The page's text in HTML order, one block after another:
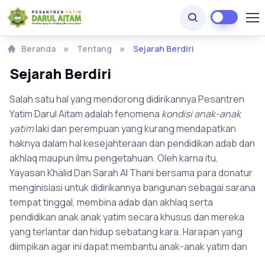
Beranda Tentang Sejarah Berdiri
Sejarah Berdiri
Salah satu hal yang mendorong didirikannya Pesantren
Yatim Darul Aitam adalah fenomena kondisi anak-anak
yatimlaki dan perempuan yang kurang mendapatkan
haknya dalam hal kesejahteraan dan pendidikan adab dan
akhlaq maupun ilmu pengetahuan. Oleh karna itu,
Yayasan Khalid Dan Sarah Al Thani bersama para donatur
menginisiasi untuk didirikannya bangunan sebagai sarana
tempat tinggal, membina adab dan akhlaq serta
pendidikan anak anak yatim secara khusus dan mereka
yang terlantar dan hidup sebatang kara. Harapan yang
diimpikan agar ini dapat membantu anak-anak yatim dan